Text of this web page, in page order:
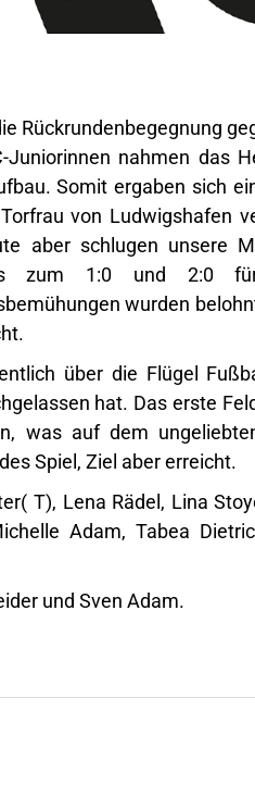
Rückrundenbegegnung
Juniorinnen nahmen das
Somit ergaben sich
von Ludwigshafen
aber schlugen unsere
zum 1:0 und 2:0
wurden
über die Flügel
hat. Das erste
was auf dem
Spiel, Ziel aber erreicht.
T), Lena Rädel, Lina
Adam, Tabea
und Sven Adam.